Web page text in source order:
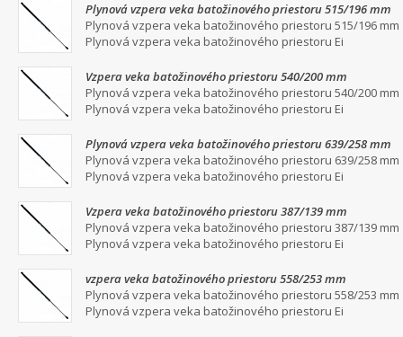
Plynová vzpera veka batožinového priestoru 515/196 mm
Plynová vzpera veka batožinového priestoru 515/196 mm
Plynová vzpera veka batožinového priestoru Ei
Vzpera veka batožinového priestoru 540/200 mm
Plynová vzpera veka batožinového priestoru 540/200 mm
Plynová vzpera veka batožinového priestoru Ei
Plynová vzpera veka batožinového priestoru 639/258 mm
Plynová vzpera veka batožinového priestoru 639/258 mm
Plynová vzpera veka batožinového priestoru Ei
Vzpera veka batožinového priestoru 387/139 mm
Plynová vzpera veka batožinového priestoru 387/139 mm
Plynová vzpera veka batožinového priestoru Ei
vzpera veka batožinového priestoru 558/253 mm
Plynová vzpera veka batožinového priestoru 558/253 mm
Plynová vzpera veka batožinového priestoru Ei